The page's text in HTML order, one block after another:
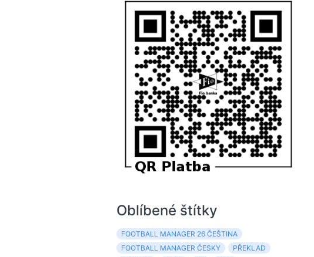
Oblíbené štítky
FOOTBALL MANAGER 26 ČEŠTINA
FOOTBALL MANAGER ČESKY
PŘEKLAD